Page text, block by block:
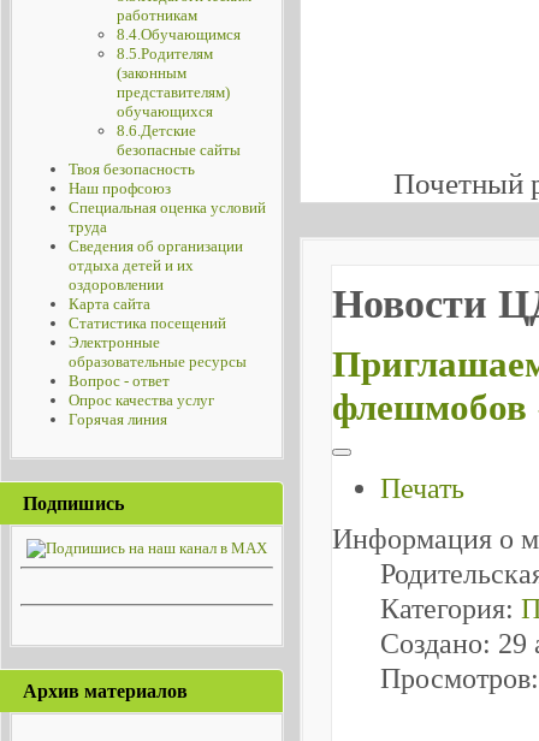
работникам
8.4.Обучающимся
8.5.Родителям
(законным
представителям)
обучающихся
8.6.Детские
безопасные сайты
Твоя безопасность
Наш профсоюз
Специальная оценка условий
труда
Сведения об организации
отдыха детей и их
оздоровлении
Карта сайта
Статистика посещений
Электронные
образовательные ресурсы
Вопрос - ответ
Опрос качества услуг
Горячая линия
Подпишись
Архив материалов
Почетный
Новости
флешмобов
Печать
Информация о
Категория:
Создано: 29